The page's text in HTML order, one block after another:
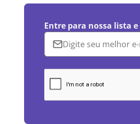
Entre para nossa lista